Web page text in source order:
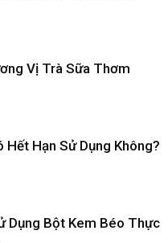
Vị Trà Sữa Thơm
Hết Hạn Sử Dụng Không?
Dụng Bột Kem Béo Thực